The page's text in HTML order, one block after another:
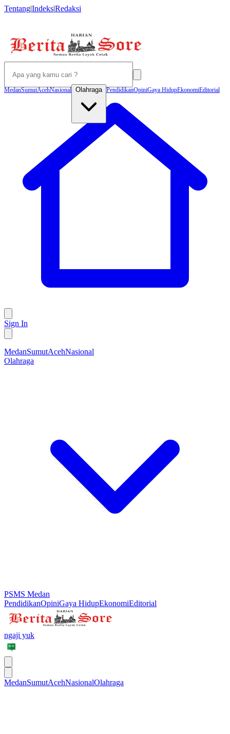
Tentang|Indeks|Redaksi
MedanSumutAcehNasional Olahraga PendidikanOpiniGaya HidupEkonomiEditorial
Sign In
MedanSumutAcehNasional
Olahraga
PSMS Medan
PendidikanOpiniGaya HidupEkonomiEditorial
ngaji yuk
MedanSumutAcehNasionalOlahraga